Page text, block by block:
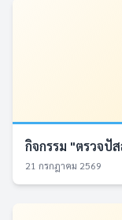
กิจกรรม "ตรวจปั
21 กรกฎาคม 2569